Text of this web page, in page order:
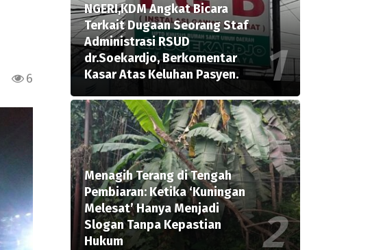
6
NGERI,KDM Angkat Bicara
Terkait Dugaan Seorang Staf
Administrasi RSUD
dr.Soekardjo, Berkomentar
Kasar Atas Keluhan Pasyen.
Menagih Terang di Tengah
Pembiaran: Ketika ‘Kuningan
Melesat’ Hanya Menjadi
Slogan Tanpa Kepastian
Hukum